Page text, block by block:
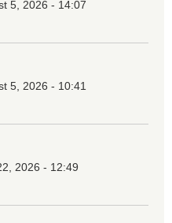
5, 2026 - 14:07
5, 2026 - 10:41
2026 - 12:49